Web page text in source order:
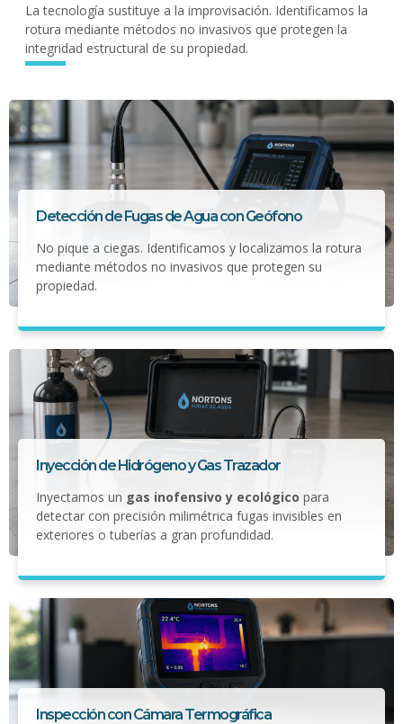
La tecnología sustituye a la improvisación. Identificamos la
rotura mediante métodos no invasivos que protegen la
integridad estructural de su propiedad.
Detección de Fugas de Agua con Geófono
No pique a ciegas. Identificamos y localizamos la rotura
mediante métodos no invasivos que protegen su
propiedad.
Inyección de Hidrógeno y Gas Trazador
Inyectamos un gas inofensivo y ecológico para
detectar con precisión milimétrica fugas invisibles en
exteriores o tuberías a gran profundidad.
Inspección con Cámara Termográfica